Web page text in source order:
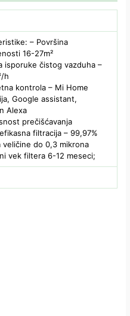
– Površina
16-27m²
isporuke čistog vazduha –
h
kontrola – Mi Home
Google assistant,
Alexa
prečišćavanja
filtracija – 99,97%
veličine do 0,3 mikrona
vek filtera 6-12 meseci;